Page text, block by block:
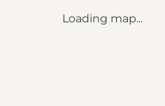
Loading map...